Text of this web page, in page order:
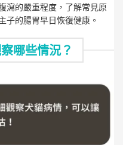
瀉的嚴重程度，了解常見原
子的腸胃早日恢復健康。
哪些情況？